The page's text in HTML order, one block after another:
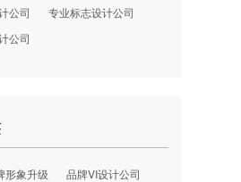
公司
专业标志设计公司
公司
形象升级
品牌VI设计公司